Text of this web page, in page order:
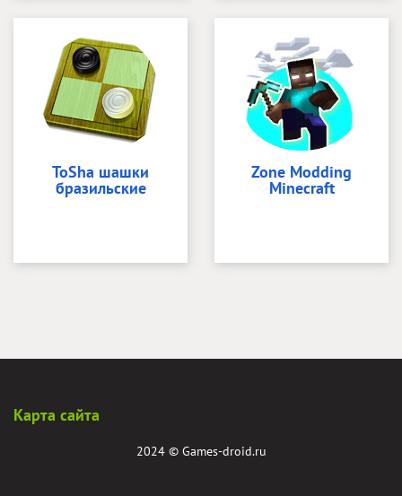
ToSha шашки
бразильские
Zone Modding
Minecraft
Карта сайта
2024 © Games-droid.ru